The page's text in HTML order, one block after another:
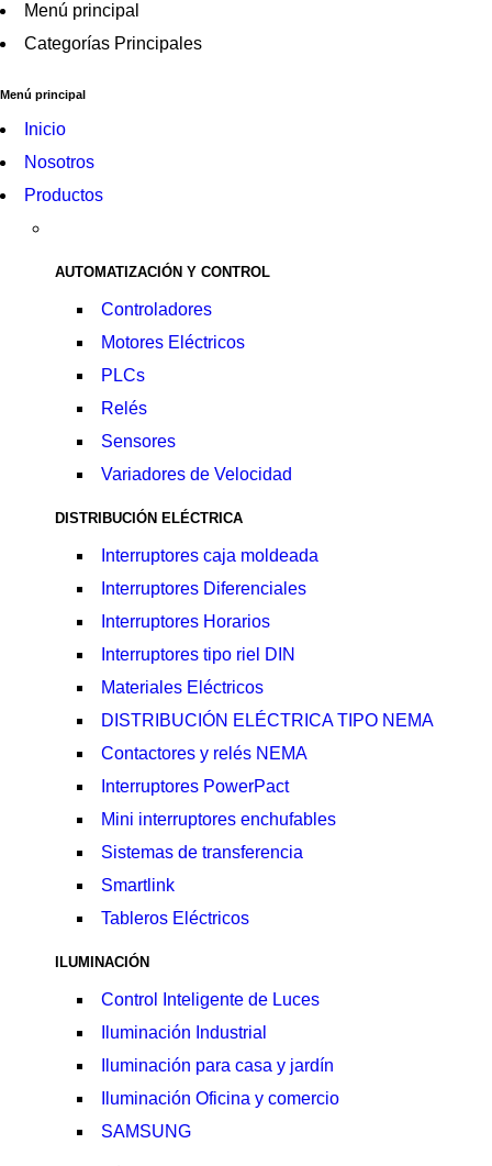
Menú principal
Categorías Principales
Menú principal
Inicio
Nosotros
Productos
AUTOMATIZACIÓN Y CONTROL
Controladores
Motores Eléctricos
PLCs
Relés
Sensores
Variadores de Velocidad
DISTRIBUCIÓN ELÉCTRICA
Interruptores caja moldeada
Interruptores Diferenciales
Interruptores Horarios
Interruptores tipo riel DIN
Materiales Eléctricos
DISTRIBUCIÓN ELÉCTRICA TIPO NEMA
Contactores y relés NEMA
Interruptores PowerPact
Mini interruptores enchufables
Sistemas de transferencia
Smartlink
Tableros Eléctricos
ILUMINACIÓN
Control Inteligente de Luces
Iluminación Industrial
Iluminación para casa y jardín
Iluminación Oficina y comercio
SAMSUNG